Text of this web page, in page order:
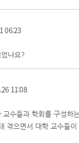
06:23
나요?
11:08
수들과 학회를 구성하
겪으면서 대학 교수들